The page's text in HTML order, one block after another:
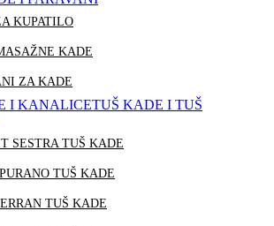
KUPATILO
KADE
ZA KADE
TUŠ KADE I TUŠ
SESTRA TUŠ KADE
TUŠ KADE
TUŠ KADE